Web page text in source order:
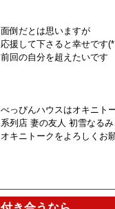
面倒だとは思いますが
応援して下さると幸せです
前回の自分を超えたいです
べっぴんハウスはオキニト
系列店 妻の友人 初雪なる
オキニトークをよろしくお